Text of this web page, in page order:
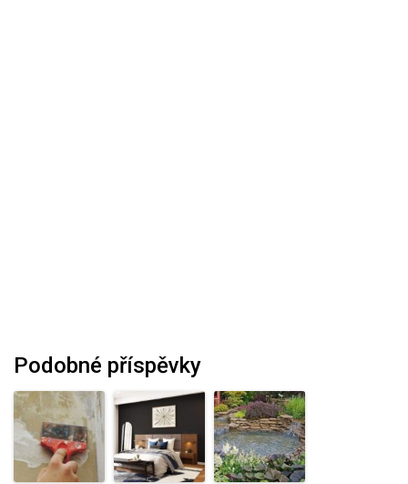
Podobné příspěvky